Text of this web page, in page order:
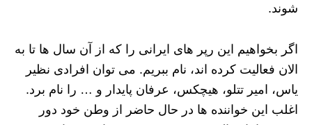
شوند.
اگر بخواهیم این رپر های ایرانی را که از آن سال ها تا به
الان فعالیت کرده اند، نام ببریم. می توان افرادی نظیر
یاس، امیر تتلو، هیچکس، عرفان پایدار و … را نام برد.
اغلب این خواننده ها در حال حاضر از وطن خود دور